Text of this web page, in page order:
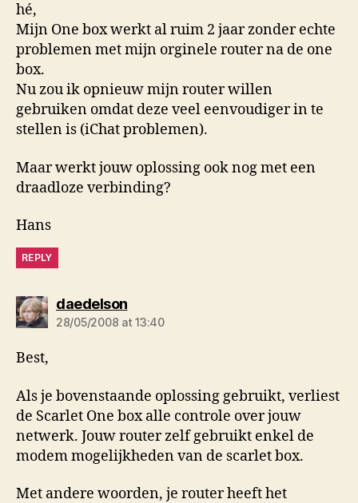
hé,
Mijn One box werkt al ruim 2 jaar zonder echte
problemen met mijn orginele router na de one
box.
Nu zou ik opnieuw mijn router willen
gebruiken omdat deze veel eenvoudiger in te
stellen is (iChat problemen).
Maar werkt jouw oplossing ook nog met een
draadloze verbinding?
Hans
REPLY
daedelsonsays:
28/05/2008 at 13:40
Best,
Als je bovenstaande oplossing gebruikt, verliest
de Scarlet One box alle controle over jouw
netwerk. Jouw router zelf gebruikt enkel de
modem mogelijkheden van de scarlet box.
Met andere woorden, je router heeft het